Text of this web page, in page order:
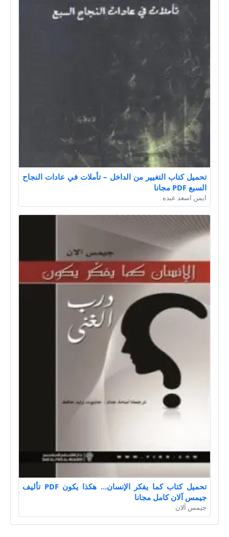
تحميل كتاب التغيير من الداخل – تأملات في عادات النجاح
السبع PDF مجانا
ايمن اسعد عبده
تحميل كتاب كما يفكر الإنسان… هكذا يكون PDF تأليف
جيمس آلان كامل مجانا
جيمس آلان